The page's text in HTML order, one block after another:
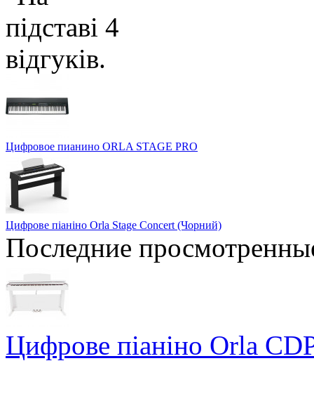
Цифровое пианино ORLA STAGE PRO
Цифрове піаніно Orla Stage Concert (Чорний)
Последние
Цифрове піаніно Orla